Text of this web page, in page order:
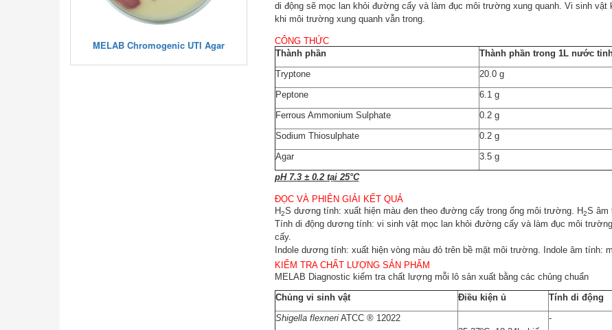
di động sẽ mọc lan khỏi đường cấy và làm đục môi trường xung quanh. Vi sinh
khi môi trường xung quanh vẫn trong.
CÔNG THỨC
Thành phần
Thành phần trong 1L nước
Tryptone
20.0 g
Peptone
6.1 g
Ferrous Ammonium Sulphate
0.2 g
Sodium Thiosulphate
0.2 g
Agar
3.5 g
pH 7.3 ± 0.2 tại 25°C
ĐỌC VÀ PHIÊN GIẢI KẾT QUẢ
H2S dương tính: xuất hiện màu đen theo đường cấy trong ống môi trường. H2S âm
Tính di động dương tính: vi sinh vật mọc lan khỏi đường cấy và làm đục môi
cấy.
Indole dương tính: xuất hiện vòng màu đỏ trên bề mặt môi trường. Indole âm tính:
KIỂM TRA CHẤT LƯỢNG SẢN PHẨM
MELAB Diagnostic kiểm tra chất lượng mỗi lô sản xuất bằng các chủng chuẩn
Chủng vi sinh vật
Điều kiện ủ Tính di động
Shigella flexneriATCC ® 12022
-
MELAB Chromogenic UTI Agar MELAB Mueller Hinton Agar + 5% MELAB Mueller Hinton Agar +
Horse Blood + NAD